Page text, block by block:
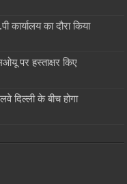
कार्यालय का दौरा किया
पर हस्ताक्षर किए
दिल्ली के बीच होगा